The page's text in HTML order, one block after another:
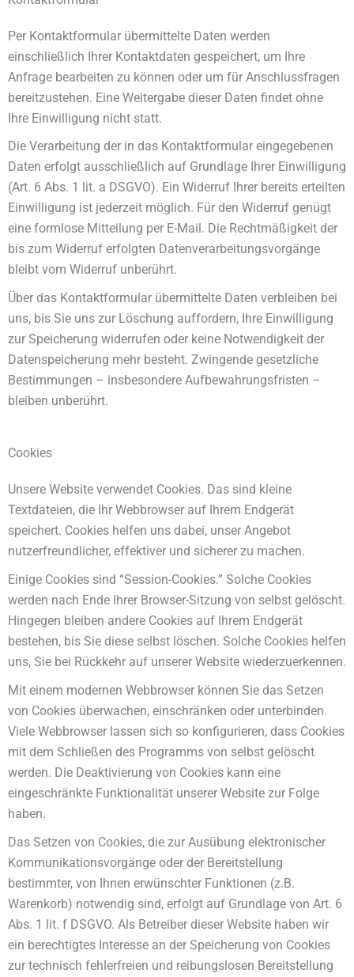
Per Kontaktformular übermittelte Daten werden
einschließlich Ihrer Kontaktdaten gespeichert, um Ihre
Anfrage bearbeiten zu können oder um für Anschlussfragen
bereitzustehen. Eine Weitergabe dieser Daten findet ohne
Ihre Einwilligung nicht statt.
Die Verarbeitung der in das Kontaktformular eingegebenen
Daten erfolgt ausschließlich auf Grundlage Ihrer Einwilligung
(Art. 6 Abs. 1 lit. a DSGVO). Ein Widerruf Ihrer bereits erteilten
Einwilligung ist jederzeit möglich. Für den Widerruf genügt
eine formlose Mitteilung per E-Mail. Die Rechtmäßigkeit der
bis zum Widerruf erfolgten Datenverarbeitungsvorgänge
bleibt vom Widerruf unberührt.
Über das Kontaktformular übermittelte Daten verbleiben bei
uns, bis Sie uns zur Löschung auffordern, Ihre Einwilligung
zur Speicherung widerrufen oder keine Notwendigkeit der
Datenspeicherung mehr besteht. Zwingende gesetzliche
Bestimmungen – insbesondere Aufbewahrungsfristen –
bleiben unberührt.
Cookies
Unsere Website verwendet Cookies. Das sind kleine
Textdateien, die Ihr Webbrowser auf Ihrem Endgerät
speichert. Cookies helfen uns dabei, unser Angebot
nutzerfreundlicher, effektiver und sicherer zu machen.
Einige Cookies sind “Session-Cookies.” Solche Cookies
werden nach Ende Ihrer Browser-Sitzung von selbst gelöscht.
Hingegen bleiben andere Cookies auf Ihrem Endgerät
bestehen, bis Sie diese selbst löschen. Solche Cookies helfen
uns, Sie bei Rückkehr auf unserer Website wiederzuerkennen.
Mit einem modernen Webbrowser können Sie das Setzen
von Cookies überwachen, einschränken oder unterbinden.
Viele Webbrowser lassen sich so konfigurieren, dass Cookies
mit dem Schließen des Programms von selbst gelöscht
werden. Die Deaktivierung von Cookies kann eine
eingeschränkte Funktionalität unserer Website zur Folge
haben.
Das Setzen von Cookies, die zur Ausübung elektronischer
Kommunikationsvorgänge oder der Bereitstellung
bestimmter, von Ihnen erwünschter Funktionen (z.B.
Warenkorb) notwendig sind, erfolgt auf Grundlage von Art. 6
Abs. 1 lit. f DSGVO. Als Betreiber dieser Website haben wir
ein berechtigtes Interesse an der Speicherung von Cookies
zur technisch fehlerfreien und reibungslosen Bereitstellung